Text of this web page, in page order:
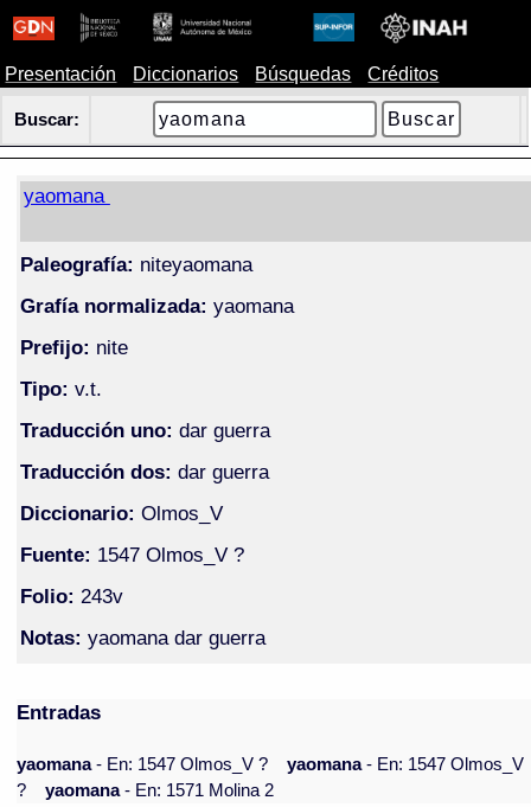
Presentación Diccionarios Búsquedas Créditos
Buscar:
yaomana
Paleografía: niteyaomana
Grafía normalizada: yaomana
Prefijo: nite
Tipo: v.t.
Traducción uno: dar guerra
Traducción dos: dar guerra
Diccionario: Olmos_V
Fuente: 1547 Olmos_V ?
Folio: 243v
Notas: yaomana dar guerra
Entradas
yaomana- En: 1547 Olmos_V ? yaomana- En: 1547 Olmos_V
?
yaomana- En: 1571 Molina 2